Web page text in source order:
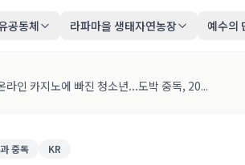
공동체 라파마을 생태자연농장 예수의
라인 카지노에 빠진 청소년...도박 중독, 20...
중독 KR